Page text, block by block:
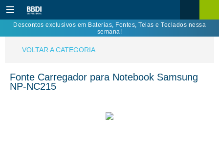
Descontos exclusivos em Baterias, Fontes, Telas e Teclados nessa
semana!
VOLTAR A CATEGORIA
Fonte Carregador para Notebook Samsung
NP-NC215